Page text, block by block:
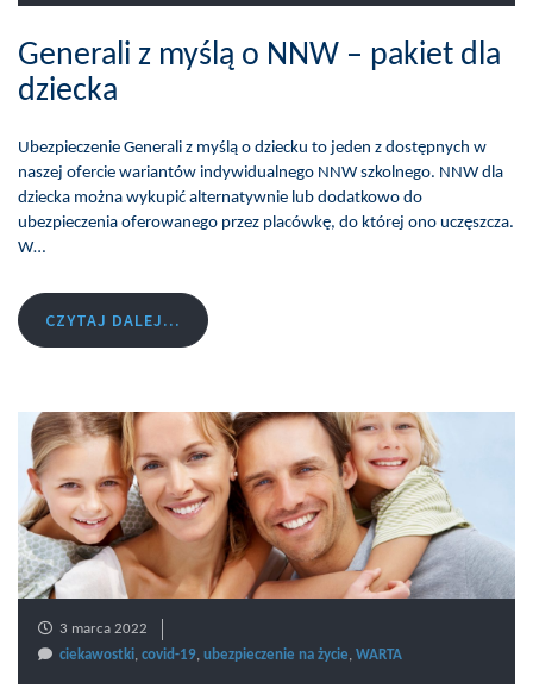
Generali z myślą o NNW – pakiet dla
dziecka
Ubezpieczenie Generali z myślą o dziecku to jeden z dostępnych w
naszej ofercie wariantów indywidualnego NNW szkolnego. NNW dla
dziecka można wykupić alternatywnie lub dodatkowo do
ubezpieczenia oferowanego przez placówkę, do której ono uczęszcza.
W…
CZYTAJ DALEJ...
3 marca 2022
ciekawostki covid-19 ubezpieczenie na życie WARTA